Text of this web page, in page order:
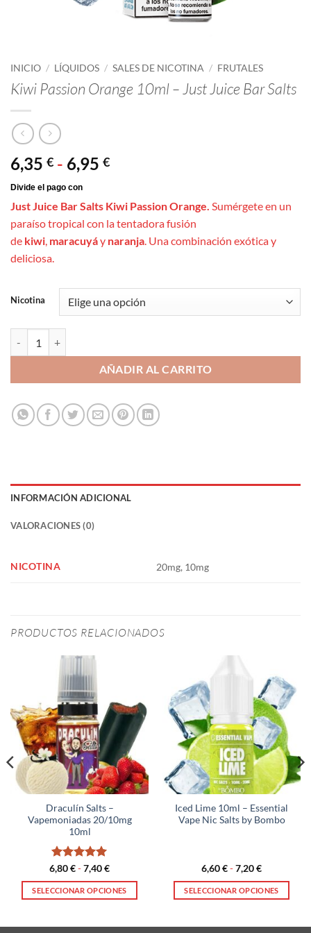
INICIO / LÍQUIDOS / SALES DE NICOTINA / FRUTALES
Kiwi Passion Orange 10ml – Just Juice Bar Salts
6,35 € - 6,95 €Rango
desde
6,35 €
hasta
Just Juice Bar Salts Kiwi Passion Orange. Sumérgete en un
paraíso tropical con la tentadora fusión
de kiwi, maracuyáy naranja. Una combinación exótica y
deliciosa.
Nicotina
AÑADIR AL CARRITO
INFORMACIÓN ADICIONAL
VALORACIONES (0)
NICOTINA 20mg, 10mg
PRODUCTOS RELACIONADOS
Draculín Salts –
Vapemoniadas 20/10mg
10ml
Valorado
con5de 5
6,80€-7,40€Rango
precios:
desde
SELECCIONAR OPCIONES
Iced Lime 10ml – Essential
Vape Nic Salts by Bombo
6,60€-7,20€Rango
precios:
desde
SELECCIONAR OPCIONES